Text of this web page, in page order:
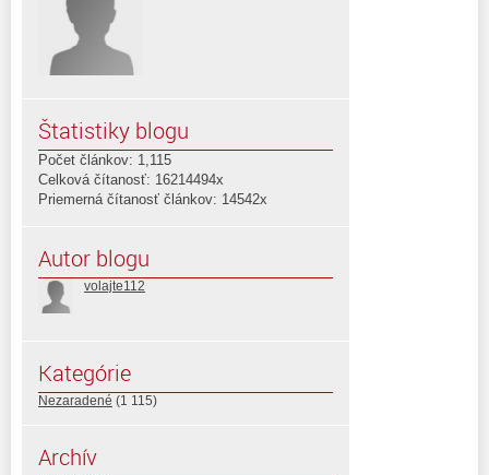
Štatistiky blogu
Počet článkov: 1,115
Celková čítanosť: 16214494x
Priemerná čítanosť článkov: 14542x
Autor blogu
volajte112
Kategórie
Nezaradené (1 115)
Archív